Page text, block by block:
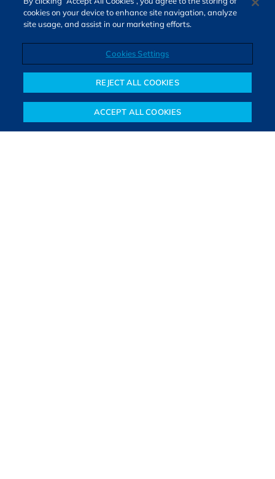
Notícias Colunistas Objetivos financeiros Investimentos Mais
O Bora Investir, site de notícias e educação financeira da B3,
oferece notícias e conteúdos especializados sobre o mercado
composta por especialistas, o site proporciona aprendizado
sólido e confiável, além de artigos de parceiros que ampliam
cookies on your device to enhance site navigation, analyze
site usage, and assist in our marketing efforts.
Cookies Settings
REJECT ALL COOKIES
ACCEPT ALL COOKIES